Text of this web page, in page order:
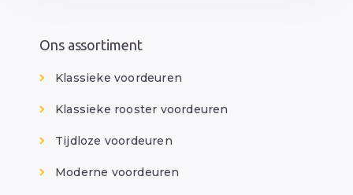
Ons assortiment
Klassieke voordeuren
Klassieke rooster voordeuren
Tijdloze voordeuren
Moderne voordeuren